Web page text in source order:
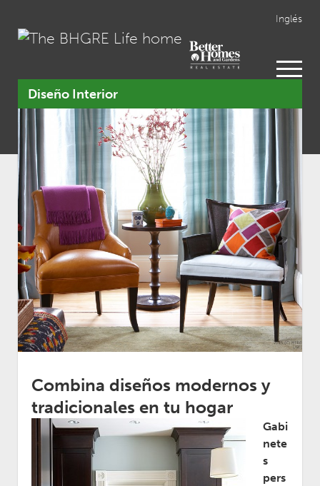
Inglés
open
menu
Diseño Interior
Combina diseños modernos y
tradicionales en tu hogar
Gabi
nete
s
pers